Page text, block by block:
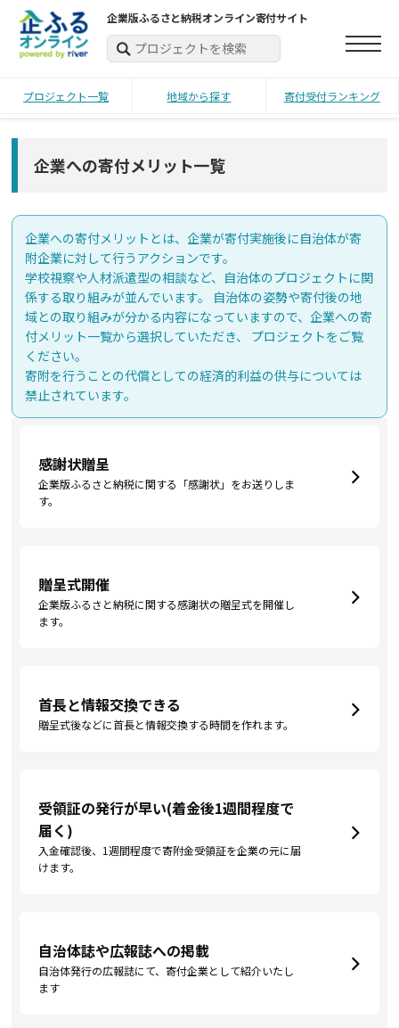
企業版ふるさと納税オンライン寄付サイト
プロジェクト一覧 地域から探す 寄付受付ランキング
企業への寄付メリット一覧
企業への寄付メリットとは、企業が寄付実施後に自治体が寄
附企業に対して行うアクションです。
学校視察や人材派遣型の相談など、自治体のプロジェクトに関
係する取り組みが並んでいます。 自治体の姿勢や寄付後の地
域との取り組みが分かる内容になっていますので、企業への寄
付メリット一覧から選択していただき、 プロジェクトをご覧
ください。
寄附を行うことの代償としての経済的利益の供与については
禁止されています。
感謝状贈呈
企業版ふるさと納税に関する「感謝状」をお送りしま
す。
贈呈式開催
企業版ふるさと納税に関する感謝状の贈呈式を開催し
ます。
首長と情報交換できる
贈呈式後などに首長と情報交換する時間を作れます。
受領証の発行が早い(着金後1週間程度で
届く)
入金確認後、1週間程度で寄附金受領証を企業の元に届
けます。
自治体誌や広報誌への掲載
自治体発行の広報誌にて、寄付企業として紹介いたし
ます